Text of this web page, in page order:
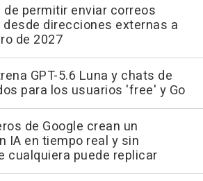
de permitir enviar correos
direcciones externas a
de 2027
GPT-5.6 Luna y chats de
para los usuarios 'free' y Go
de Google crean un
IA en tiempo real y sin
cualquiera puede replicar